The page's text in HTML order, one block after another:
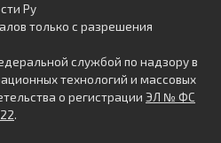
Ру
только с разрешения
службой по надзору в
технологий и массовых
о регистрации ЭЛ № ФС
.